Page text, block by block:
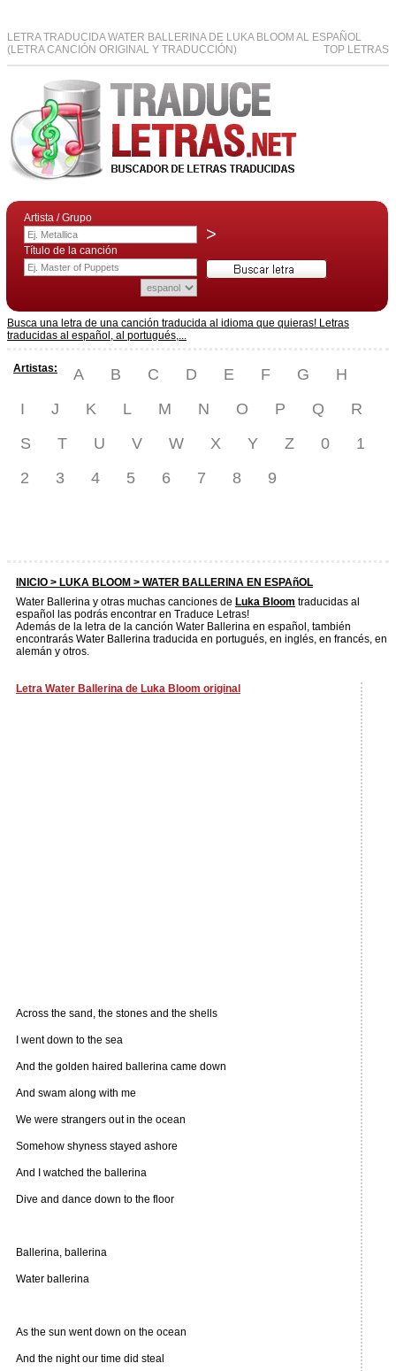
LETRA TRADUCIDA WATER BALLERINA DE LUKA BLOOM AL ESPAÑOL
(LETRA CANCIÓN ORIGINAL Y TRADUCCIÓN)
TOP LETRAS
Artista / Grupo
>
Título de la canción
Busca una letra de una canción traducida al idioma que quieras! Letras
traducidas al español, al portugués,...
Artistas: A B C D E F G
H
I
J K L M N O P Q
R
S
T U V W X Y Z 0
1
2
3 4 5 6 7 8 9
INICIO > LUKA BLOOM > WATER BALLERINA EN ESPAñOL
Water Ballerina y otras muchas canciones de Luka Bloom traducidas al
español las podrás encontrar en Traduce Letras!
Además de la letra de la canción Water Ballerina en español, también
encontrarás Water Ballerina traducida en portugués, en inglés, en francés, en
alemán y otros.
Letra Water Ballerina de Luka Bloom original
Across the sand, the stones and the shells
I went down to the sea
And the golden haired ballerina came down
And swam along with me
We were strangers out in the ocean
Somehow shyness stayed ashore
And I watched the ballerina
Dive and dance down to the floor
Ballerina, ballerina
Water ballerina
As the sun went down on the ocean
And the night our time did steal